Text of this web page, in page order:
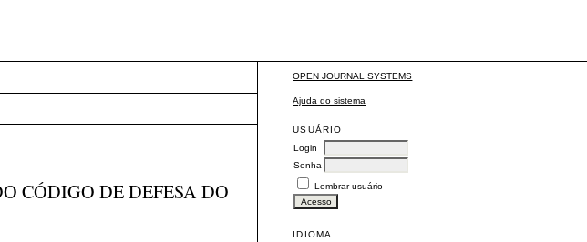
OPEN JOURNAL SYSTEMS
Ajuda do sistema
USUÁRIO
Login
Senha
Lembrar usuário
IDIOMA
CÓDIGO DE DEFESA DO